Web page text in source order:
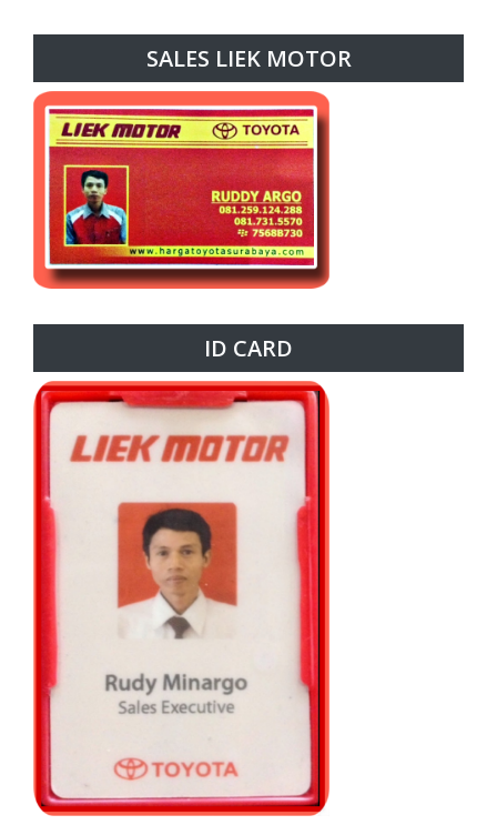
SALES LIEK MOTOR
ID CARD